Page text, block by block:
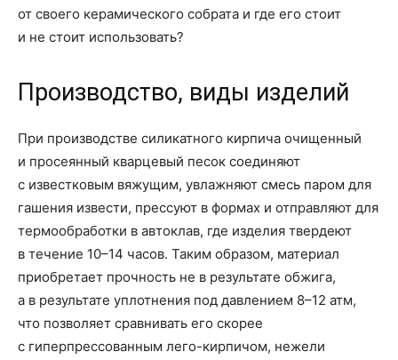
от своего керамического собрата и где его стоит
и не стоит использовать?
Производство, виды изделий
При производстве силикатного кирпича очищенный
и просеянный кварцевый песок соединяют
с известковым вяжущим, увлажняют смесь паром для
гашения извести, прессуют в формах и отправляют для
термообработки в автоклав, где изделия твердеют
в течение 10–14 часов. Таким образом, материал
приобретает прочность не в результате обжига,
а в результате уплотнения под давлением 8–12 атм,
что позволяет сравнивать его скорее
с гиперпрессованным лего-кирпичом, нежели